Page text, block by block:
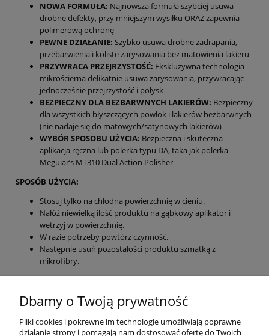
NOWA FORMUŁA: Najnowsza formuła szybciej usuwa
drobne defekty, przy mniejszym wysiłku ORAZ zapewnia
polimerową ochronę
PEWNE DZIAŁANIE: Szybko usuwa drobne zadrapania,
przebarwienia i koliste zarysowania bez matowienia lakieru
PRZYWRACA PRZEJRZYSTOŚĆ: Ekskluzywna technologia
mikrościerna delikatnie usuwa zarysowania, przywracając
jednocześnie przejrzystość i połysk
BEZPIECZNY DLA BEZBARWNYCH LAKIERÓW: Bezpieczny
dla wszystkich błyszczących powłok i lakierów bezbarwnych
(nie nadaje się do matowych/satynowych lakierów)
WYBÓR SPOSOBU UŻYCIA: Bezpieczna i skuteczna
aplikacja ręczna lub polerka typu DA, taka jak polerka
Meguiar’s MT310 Dual Action Polisher
SPOSÓB UŻYCIA:
Stosuj tylko na chłodna powierzchnię w cieniu.
Nałóż niewielką ilość produktu na gąbkowy aplikator i
wetrzyj w powierzchnię.
W razie potrzeby powtórz czynność.
Następnie usuń pozostałości produktu szmatką z
mikrofibry.
PORADA:Głębokie rysy wyczuwane pod paznokciem mogą
NIE STOSOWAĆ NA NIELAKIEROWANYCH POWIERZCHNIACH
Dbamy o Twoją prywatność
Pliki cookies i pokrewne im technologie umożliwiają poprawne
działanie strony i pomagają nam dostosować ofertę do Twoich